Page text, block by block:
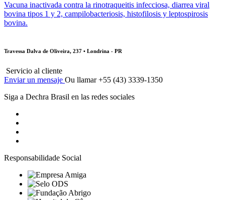
Vacuna inactivada contra la rinotraqueitis infecciosa, diarrea viral
bovina tipos 1 y 2, campilobacteriosis, histofilosis y leptospirosis
bovina.
Travessa Dalva de Oliveira, 237 • Londrina - PR
Servicio al cliente
Enviar un mensaje Ou llamar +55 (43) 3339-1350
Siga a Dechra Brasil en las redes sociales
Responsabilidade Social